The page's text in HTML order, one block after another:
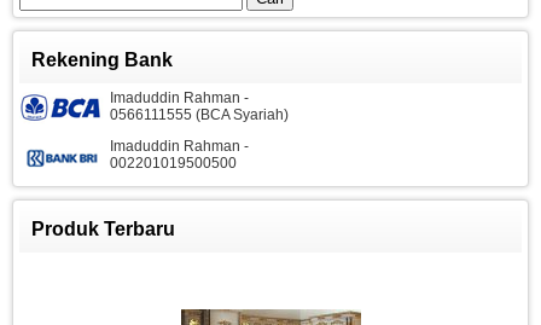
untuk:
Rekening Bank
Imaduddin Rahman -
0566111555 (BCA Syariah)
Imaduddin Rahman -
002201019500500
Produk Terbaru